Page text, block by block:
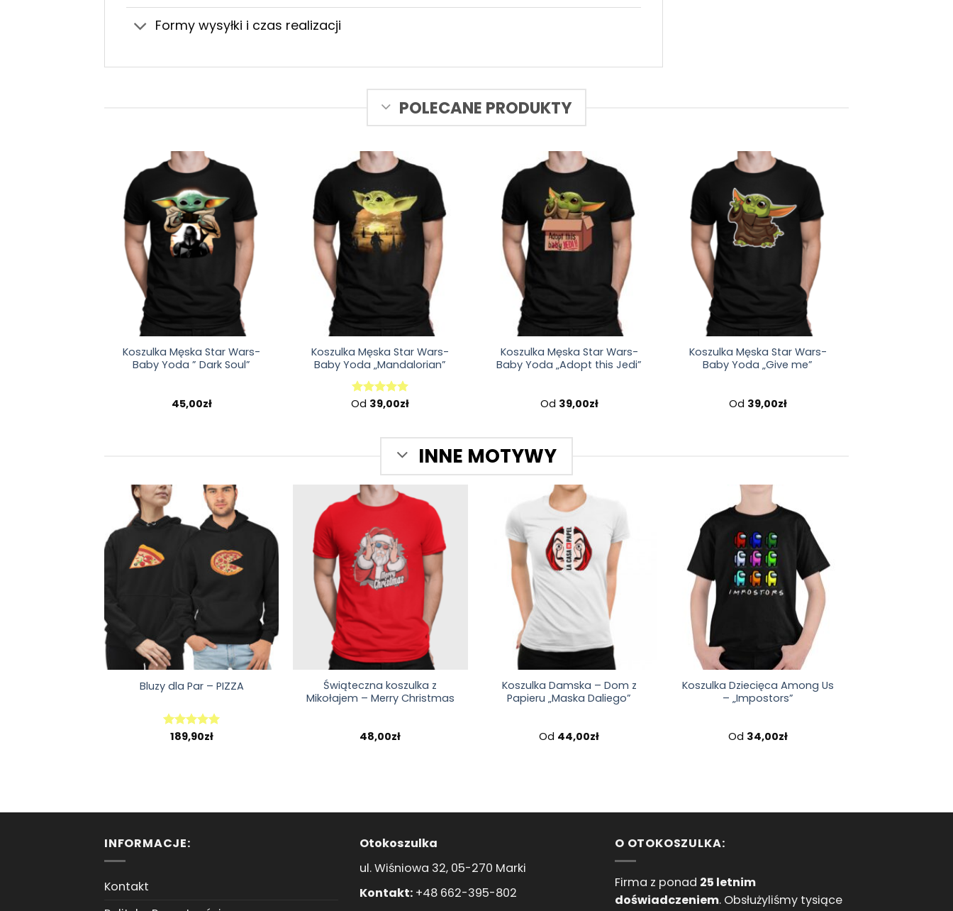
Formy wysyłki i czas realizacji
POLECANE PRODUKTY
Koszulka Męska Star Wars-
Baby Yoda ” Dark Soul”
45,00zł
Koszulka Męska Star Wars-
Baby Yoda „Mandalorian”
Oceniono
Od 39,00zł
Koszulka Męska Star Wars-
Baby Yoda „Adopt this Jedi”
Od 39,00zł
Koszulka Męska Star Wars-
Baby Yoda „Give me”
Od 39,00zł
INNE MOTYWY
Bluzy dla Par – PIZZA
Oceniono
189,90zł
Świąteczna koszulka z
Mikołajem – Merry Christmas
48,00zł
Koszulka Damska – Dom z
Papieru „Maska Daliego”
Od 44,00zł
Koszulka Dziecięca Among Us
– „Impostors”
Od 34,00zł
INFORMACJE:
Kontakt
Otokoszulka
ul. Wiśniowa 32, 05-270 Marki
Kontakt: +48 662-395-802
O OTOKOSZULKA:
Firma z ponad 25 letnim
doświadczeniem. Obsłużyliśmy tysiące